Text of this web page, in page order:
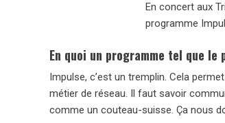
En concert aux
programme
En quoi un programme tel que
Impulse, c’est un tremplin. Cela
métier de réseau. Il faut savoir
comme un couteau-suisse. Ça nous